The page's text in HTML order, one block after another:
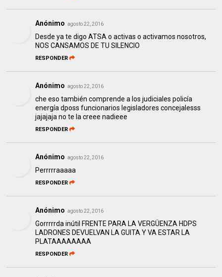
Anónimo agosto 22, 2016
Desde ya te digo ATSA o activas o activamos nosotros,
NOS CANSAMOS DE TU SILENCIO
RESPONDER
Anónimo agosto 22, 2016
che eso también comprende a los judiciales policía
energía dposs funcionarios legisladores concejalesss
jajajaja no te la creee nadieee
RESPONDER
Anónimo agosto 22, 2016
Perrrrraaaaa
RESPONDER
Anónimo agosto 22, 2016
Gorrrrrda inútil FRENTE PARA LA VERGÜENZA HDPS
LADRONES DEVUELVAN LA GUITA Y VA ESTAR LA
PLATAAAAAAAA
RESPONDER